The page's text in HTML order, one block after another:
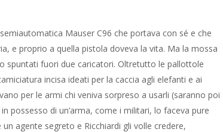
Mauser C96 che portava con sé e che
e proprio a quella pistola doveva la vita. Ma la mossa
spuntati fuori due caricatori. Oltretutto le pallottole
incisa ideati per la caccia agli elefanti e ai
per le armi chi veniva sorpreso a usarli (saranno poi
possesso di un’arma, come i militari, lo faceva pure
agente segreto e Ricchiardi gli volle credere,